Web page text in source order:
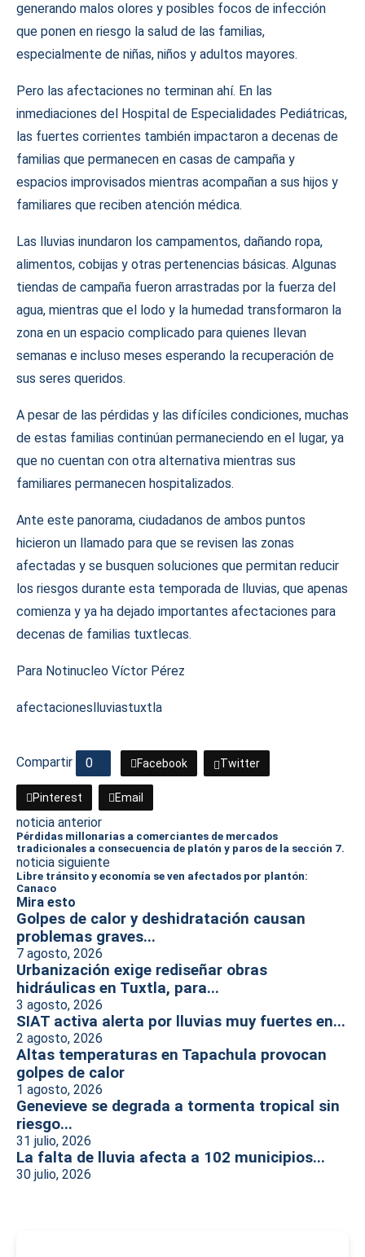
generando malos olores y posibles focos de infección
que ponen en riesgo la salud de las familias,
especialmente de niñas, niños y adultos mayores.
Pero las afectaciones no terminan ahí. En las
inmediaciones del Hospital de Especialidades Pediátricas,
las fuertes corrientes también impactaron a decenas de
familias que permanecen en casas de campaña y
espacios improvisados mientras acompañan a sus hijos y
familiares que reciben atención médica.
Las lluvias inundaron los campamentos, dañando ropa,
alimentos, cobijas y otras pertenencias básicas. Algunas
tiendas de campaña fueron arrastradas por la fuerza del
agua, mientras que el lodo y la humedad transformaron la
zona en un espacio complicado para quienes llevan
semanas e incluso meses esperando la recuperación de
sus seres queridos.
A pesar de las pérdidas y las difíciles condiciones, muchas
de estas familias continúan permaneciendo en el lugar, ya
que no cuentan con otra alternativa mientras sus
familiares permanecen hospitalizados.
Ante este panorama, ciudadanos de ambos puntos
hicieron un llamado para que se revisen las zonas
afectadas y se busquen soluciones que permitan reducir
los riesgos durante esta temporada de lluvias, que apenas
comienza y ya ha dejado importantes afectaciones para
decenas de familias tuxtlecas.
Para Notinucleo Víctor Pérez
afectacioneslluviastuxtla
Compartir 0 Facebook Twitter
Pinterest Email
noticia anterior
Pérdidas millonarias a comerciantes de mercados
tradicionales a consecuencia de platón y paros de la sección 7.
noticia siguiente
Libre tránsito y economía se ven afectados por plantón:
Canaco
Mira esto
Golpes de calor y deshidratación causan
problemas graves...
7 agosto, 2026
Urbanización exige rediseñar obras
hidráulicas en Tuxtla, para...
3 agosto, 2026
SIAT activa alerta por lluvias muy fuertes en...
2 agosto, 2026
Altas temperaturas en Tapachula provocan
golpes de calor
1 agosto, 2026
Genevieve se degrada a tormenta tropical sin
riesgo...
31 julio, 2026
La falta de lluvia afecta a 102 municipios...
30 julio, 2026